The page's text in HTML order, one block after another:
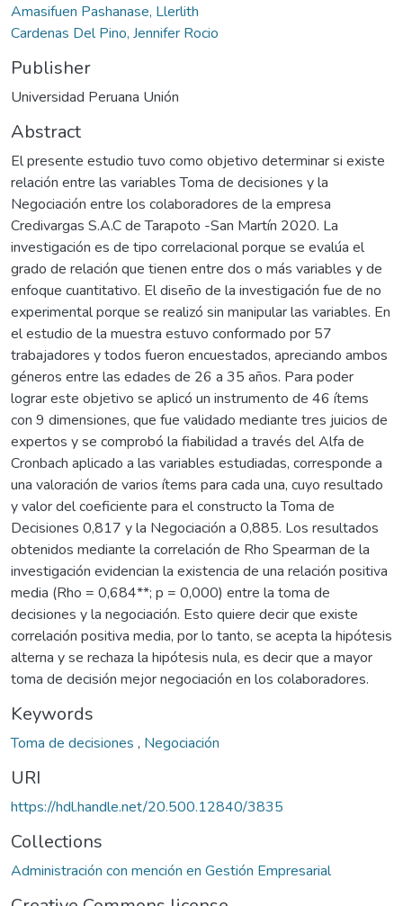
Amasifuen Pashanase, Llerlith
Cardenas Del Pino, Jennifer Rocio
Publisher
Universidad Peruana Unión
Abstract
El presente estudio tuvo como objetivo determinar si existe
relación entre las variables Toma de decisiones y la
Negociación entre los colaboradores de la empresa
Credivargas S.A.C de Tarapoto -San Martín 2020. La
investigación es de tipo correlacional porque se evalúa el
grado de relación que tienen entre dos o más variables y de
enfoque cuantitativo. El diseño de la investigación fue de no
experimental porque se realizó sin manipular las variables. En
el estudio de la muestra estuvo conformado por 57
trabajadores y todos fueron encuestados, apreciando ambos
géneros entre las edades de 26 a 35 años. Para poder
lograr este objetivo se aplicó un instrumento de 46 ítems
con 9 dimensiones, que fue validado mediante tres juicios de
expertos y se comprobó la fiabilidad a través del Alfa de
Cronbach aplicado a las variables estudiadas, corresponde a
una valoración de varios ítems para cada una, cuyo resultado
y valor del coeficiente para el constructo la Toma de
Decisiones 0,817 y la Negociación a 0,885. Los resultados
obtenidos mediante la correlación de Rho Spearman de la
investigación evidencian la existencia de una relación positiva
media (Rho = 0,684**; p = 0,000) entre la toma de
decisiones y la negociación. Esto quiere decir que existe
correlación positiva media, por lo tanto, se acepta la hipótesis
alterna y se rechaza la hipótesis nula, es decir que a mayor
toma de decisión mejor negociación en los colaboradores.
Keywords
Toma de decisiones , Negociación
URI
https://hdl.handle.net/20.500.12840/3835
Collections
Administración con mención en Gestión Empresarial